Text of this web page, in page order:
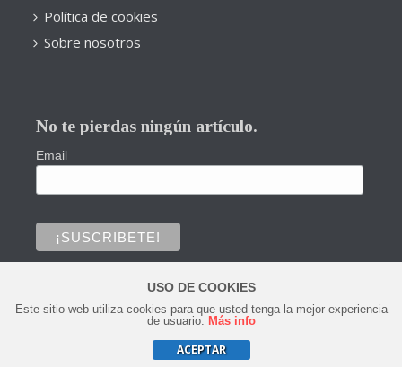
Política de cookies
Sobre nosotros
No te pierdas ningún artículo.
Email
Copyright © 2020 Todos los derechos reservados.
0
USO DE COOKIES
Este sitio web utiliza cookies para que usted tenga la mejor experiencia
de usuario. Más info
ACEPTAR